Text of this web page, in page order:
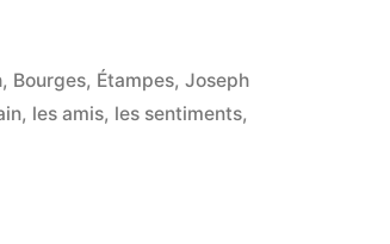
, Bourges, Étampes,Joseph
, les amis, les sentiments,